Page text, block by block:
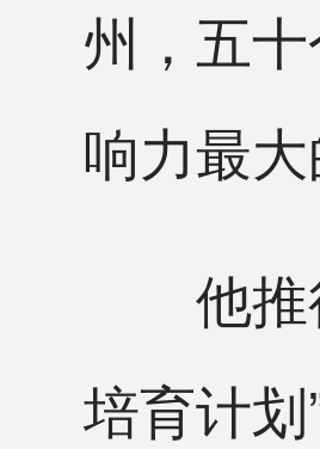
州，五
响力最
他推行
培育计